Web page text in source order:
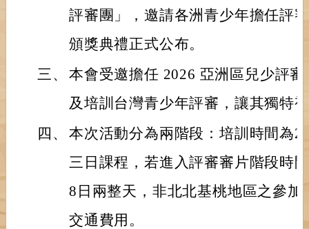
評審團」，邀請各洲青少年擔任評
頒獎典禮正式公布。
三、 本會受邀擔任 2026 亞洲區兒少評
及培訓台灣青少年評審，讓其獨特
四、 本次活動分為兩階段：培訓時間為
三日課程，若進入評審審片階段時
8日兩整天，非北北基桃地區之參
交通費用。